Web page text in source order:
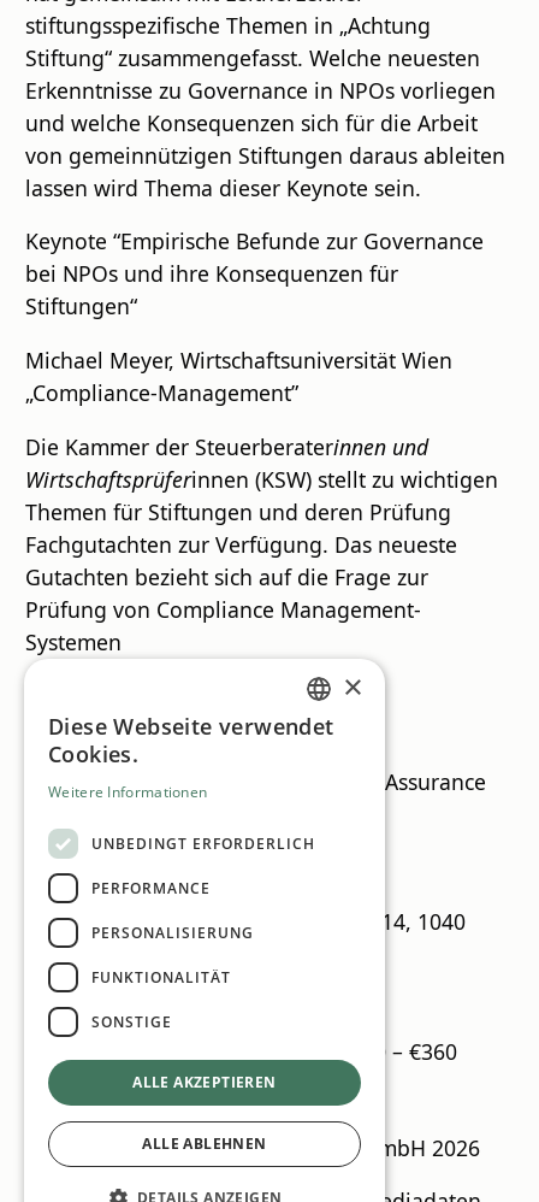
stiftungsspezifische Themen in „Achtung
Stiftung“ zusammengefasst. Welche neuesten
Erkenntnisse zu Governance in NPOs vorliegen
und welche Konsequenzen sich für die Arbeit
von gemeinnützigen Stiftungen daraus ableiten
lassen wird Thema dieser Keynote sein.
Keynote “Empirische Befunde zur Governance
bei NPOs und ihre Konsequenzen für
Stiftungen“
Michael Meyer, Wirtschaftsuniversität Wien
„Compliance-Management”
Die Kammer der Steuerberaterinnen und
Wirtschaftsprüferinnen (KSW) stellt zu wichtigen
Themen für Stiftungen und deren Prüfung
Fachgutachten zur Verfügung. Das neueste
Gutachten bezieht sich auf die Frage zur
Prüfung von Compliance Management-
Systemen
Keynote „Prüfung von Compliance-
Management-Systemen“
Mag. Barbara Fahringer-Postl, BDO Assurance
16.00 Ende und Get-Together
LeitnerLeitner, Schwarzenbergplatz 14, 1040
Wien
Dienstag, 9. Juni 2026
9.00 – 16.00 Uhr
Teilnahmegebühr pro Person: € 190 – €360
CSR Guide
© MN Anzeigenservice GmbH 2026
GERMAN
×
Diese Webseite verwendet
Cookies.
Weitere Informationen
UNBEDINGT ERFORDERLICH
PERFORMANCE
PERSONALISIERUNG
FUNKTIONALITÄT
SONSTIGE
ALLE AKZEPTIEREN
ALLE ABLEHNEN
DETAILS ANZEIGEN